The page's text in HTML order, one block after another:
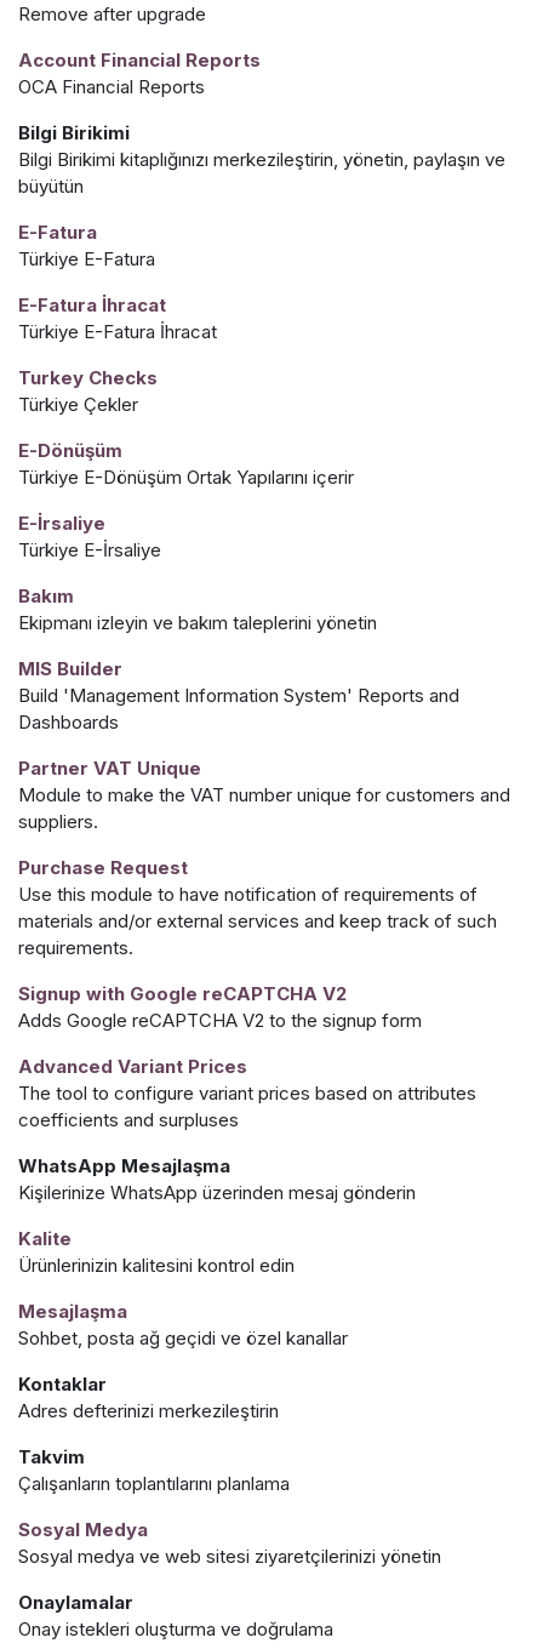
Remove after upgrade
Account Financial Reports
OCA Financial Reports
Bilgi Birikimi
Bilgi Birikimi kitaplığınızı merkezileştirin, yönetin, paylaşın ve
büyütün
E-Fatura
Türkiye E-Fatura
E-Fatura İhracat
Türkiye E-Fatura İhracat
Turkey Checks
Türkiye Çekler
E-Dönüşüm
Türkiye E-Dönüşüm Ortak Yapılarını içerir
E-İrsaliye
Türkiye E-İrsaliye
Bakım
Ekipmanı izleyin ve bakım taleplerini yönetin
MIS Builder
Build 'Management Information System' Reports and
Dashboards
Partner VAT Unique
Module to make the VAT number unique for customers and
suppliers.
Purchase Request
Use this module to have notification of requirements of
materials and/or external services and keep track of such
requirements.
Signup with Google reCAPTCHA V2
Adds Google reCAPTCHA V2 to the signup form
Advanced Variant Prices
The tool to configure variant prices based on attributes
coefficients and surpluses
WhatsApp Mesajlaşma
Kişilerinize WhatsApp üzerinden mesaj gönderin
Kalite
Ürünlerinizin kalitesini kontrol edin
Mesajlaşma
Sohbet, posta ağ geçidi ve özel kanallar
Kontaklar
Adres defterinizi merkezileştirin
Takvim
Çalışanların toplantılarını planlama
Sosyal Medya
Sosyal medya ve web sitesi ziyaretçilerinizi yönetin
Onaylamalar
Onay istekleri oluşturma ve doğrulama